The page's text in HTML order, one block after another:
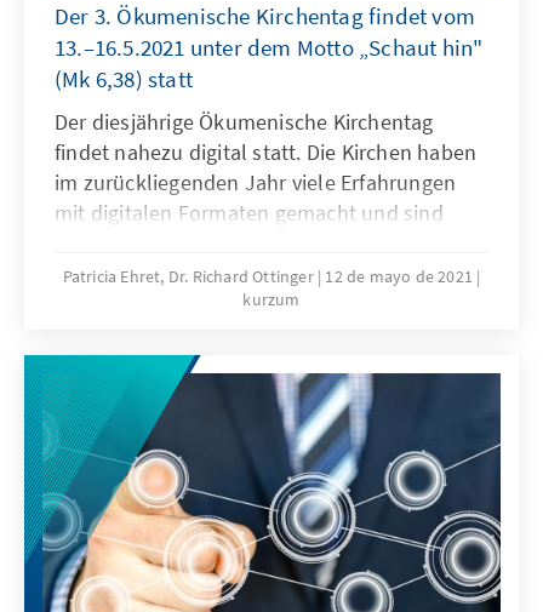
Der 3. Ökumenische Kirchentag findet vom
13.–16.5.2021 unter dem Motto „Schaut hin"
(Mk 6,38) statt
Der diesjährige Ökumenische Kirchentag
findet nahezu digital statt. Die Kirchen haben
im zurückliegenden Jahr viele Erfahrungen
mit digitalen Formaten gemacht und sind
Kirchentag über den Bildschirm aber gab es
Patricia Ehret, Dr. Richard Ottinger 12 de mayo de 2021
kurzum